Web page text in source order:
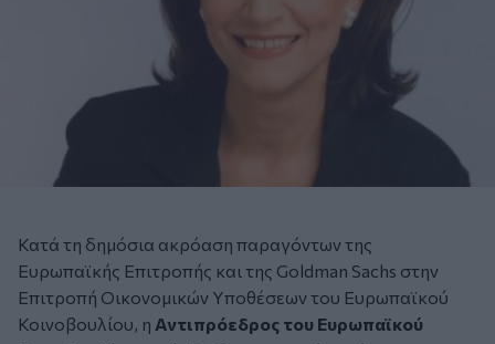
Κατά τη δημόσια ακρόαση παραγόντων της
Ευρωπαϊκής Επιτροπής και της Goldman Sachs στην
Επιτροπή Οικονομικών Υποθέσεων του Ευρωπαϊκού
Κοινοβουλίου, η Αντιπρόεδρος του Ευρωπαϊκού